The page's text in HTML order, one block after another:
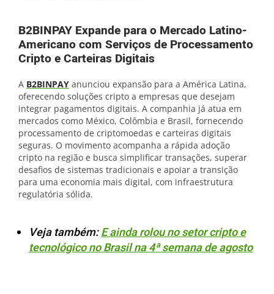
B2BINPAY Expande para o Mercado Latino-
Americano com Serviços de Processamento
Cripto e Carteiras Digitais
A B2BINPAY anunciou expansão para a América Latina,
oferecendo soluções cripto a empresas que desejam
integrar pagamentos digitais. A companhia já atua em
mercados como México, Colômbia e Brasil, fornecendo
processamento de criptomoedas e carteiras digitais
seguras. O movimento acompanha a rápida adoção
cripto na região e busca simplificar transações, superar
desafios de sistemas tradicionais e apoiar a transição
para uma economia mais digital, com infraestrutura
regulatória sólida.
Veja também:E ainda rolou no setor cripto e
tecnológico no Brasil na 4ª semana de agosto